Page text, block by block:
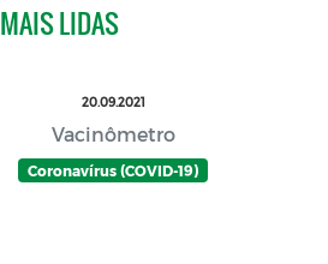
MAIS LIDAS
20.09.2021
Vacinômetro
Coronavírus (COVID-19)